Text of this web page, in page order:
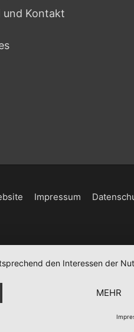
und Kontakt
Impressum
den Interessen der
MEHR